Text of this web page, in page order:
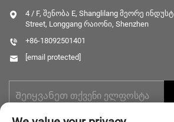
4 / F, შენობა E, Shanglilang მეორე
Street, Longgang რაიონი, Shenzhen
+86-18092501401
[email protected]